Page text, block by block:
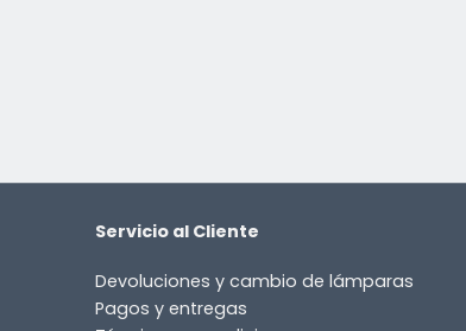
Servicio al Cliente
Devoluciones y cambio de lámparas
Pagos y entregas